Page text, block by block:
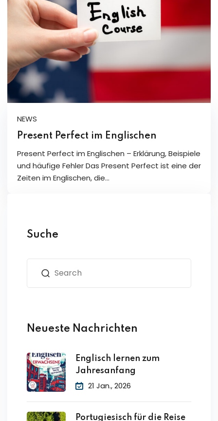
NEWS
Present Perfect im Englischen
Present Perfect im Englischen – Erklärung, Beispiele
und häufige Fehler Das Present Perfect ist eine der
Zeiten im Englischen, die…
Suche
Neueste Nachrichten
Englisch lernen zum
Jahresanfang
21 Jan., 2026
Portugiesisch für die Reise